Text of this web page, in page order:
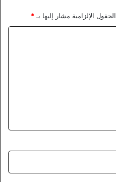
الحقول الإلزامية مشار إليها بـ*